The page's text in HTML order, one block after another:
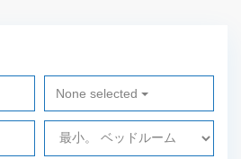
None selected